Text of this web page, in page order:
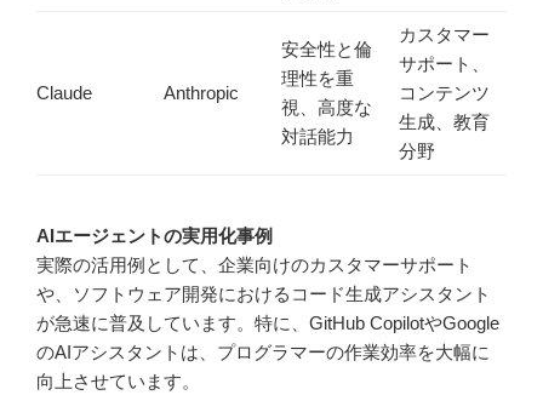
Claude Anthropic
安全性と倫
理性を重
視、高度な
対話能力
カスタマー
サポート、
コンテンツ
生成、教育
分野
AIエージェントの実用化事例
実際の活用例として、企業向けのカスタマーサポート
や、ソフトウェア開発におけるコード生成アシスタント
が急速に普及しています。特に、GitHub CopilotやGoogle
のAIアシスタントは、プログラマーの作業効率を大幅に
向上させています。